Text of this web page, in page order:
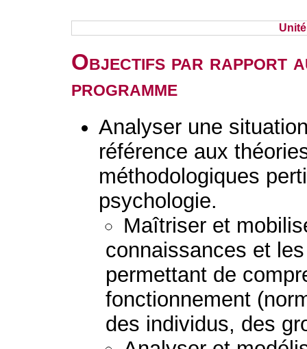
Objectifs par rapport
programme
Analyser une
référence aux
méthodologiques
psychologie.
Maîtriser et
connaissances et
permettant de
fonctionnement
des individus, des